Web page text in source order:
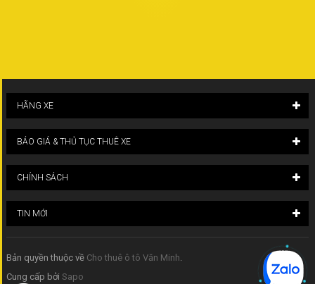
HÃNG XE
BÁO GIÁ & THỦ TỤC THUÊ XE
CHÍNH SÁCH
TIN MỚI
Bản quyền thuộc về Cho thuê ô tô Văn Minh
Cung cấp bởi Sapo